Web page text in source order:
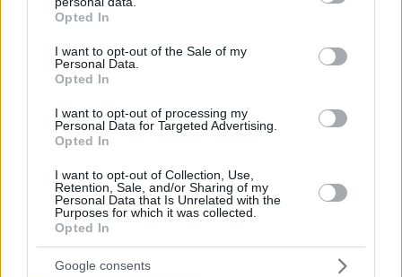
grant or deny consent to Google and its third-party tags to
use your data for below specified purposes in below Google
consent section.
Opted In
I want to opt-out of the Sale of my
Personal Data.
Opted In
I want to opt-out of processing my
Personal Data for Targeted Advertising.
Opted In
I want to opt-out of Collection, Use,
Retention, Sale, and/or Sharing of my
Personal Data that Is Unrelated with the
Purposes for which it was collected.
Opted In
Google consents